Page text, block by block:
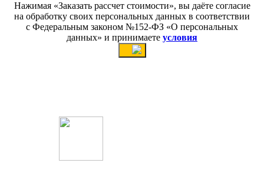
Нажимая «Заказать рассчет стоимости», вы даёте согласие
на обработку своих персональных данных в соответствии
с Федеральным законом №152-ФЗ «О персональных
данных» и принимаете условия